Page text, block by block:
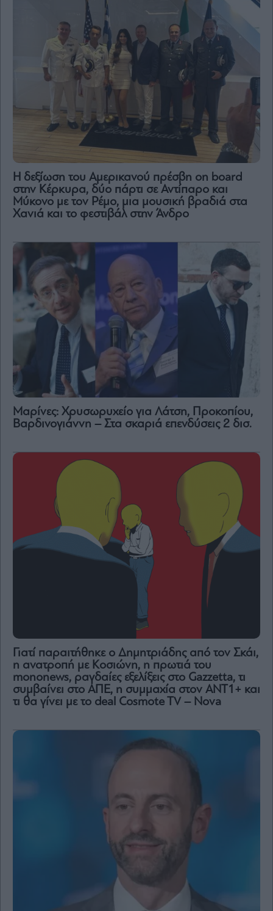
H δεξίωση του Αμερικανού πρέσβη on board
στην Κέρκυρα, δύο πάρτι σε Αντίπαρο και
Μύκονο με τον Ρέμο, μια μουσική βραδιά στα
Χανιά και το φεστιβάλ στην Άνδρο
Μαρίνες: Χρυσωρυχείο για Λάτση, Προκοπίου,
Βαρδινογιάννη – Στα σκαριά επενδύσεις 2 δισ.
Γιατί παραιτήθηκε ο Δημητριάδης από τον Σκάι,
η ανατροπή με Κοσιώνη, η πρωτιά του
mononews, ραγδαίες εξελίξεις στο Gazzetta, τι
συμβαίνει στο ΑΠΕ, η συμμαχία στον ΑΝΤ1+ και
τι θα γίνει με το deal Cosmote TV – Nova